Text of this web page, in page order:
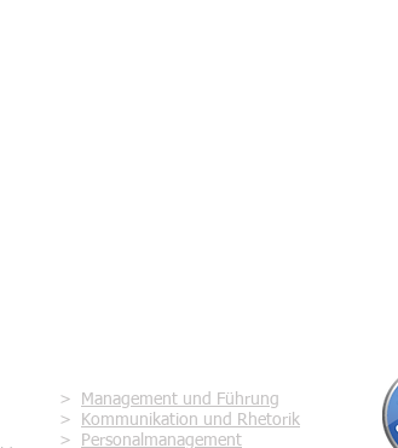
>
Management und Führung
>
Kommunikation und Rhetorik
>
Personalmanagement